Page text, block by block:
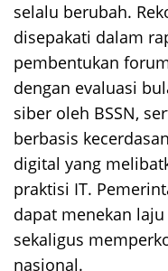
selalu berubah.
disepakati dalam
pembentukan
dengan evaluasi
siber oleh BSSN,
berbasis
digital yang
praktisi IT.
dapat menekan
sekaligus
nasional.